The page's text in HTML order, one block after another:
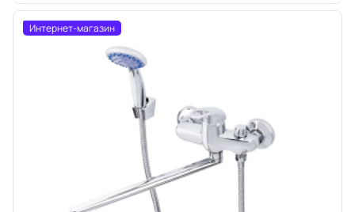
Интернет-магазин